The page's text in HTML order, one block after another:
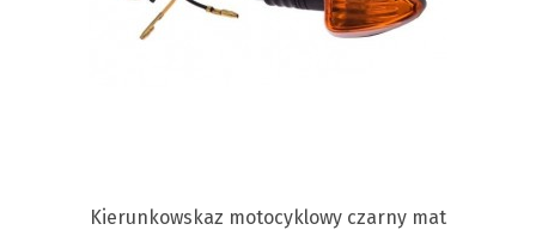
Kierunkowskaz motocyklowy czarny mat